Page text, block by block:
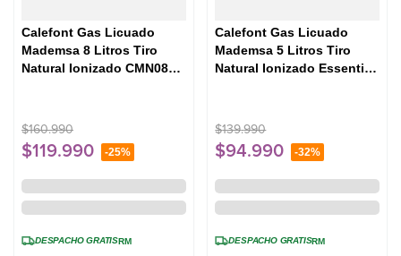
Calefont Gas Licuado
Mademsa 8 Litros Tiro
Natural Ionizado CMN08G
$160.990
$119.990 -25%
DESPACHO GRATISRM
Calefont Gas Licuado
Mademsa 5 Litros Tiro
Natural Ionizado Essential
$139.990
$94.990 -32%
DESPACHO GRATISRM